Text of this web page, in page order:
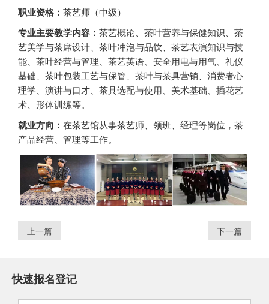
职业资格： 茶艺师（中级）
专业主要教学内容： 茶艺概论、茶叶营养与保健知识、茶
艺美学与茶席设计、茶叶冲泡与品饮、茶艺表演知识与技
能、茶叶经营与管理、茶艺英语、安全用电与用气、礼仪
基础、茶叶包装工艺与保管、茶叶与茶具营销、消费者心
理学、演讲与口才、茶具选配与使用、美术基础、插花艺
术、形体训练等。
就业方向： 在茶艺馆从事茶艺师、领班、经理等岗位，茶
产品经营、管理等工作。
上一篇 下一篇
快速报名登记